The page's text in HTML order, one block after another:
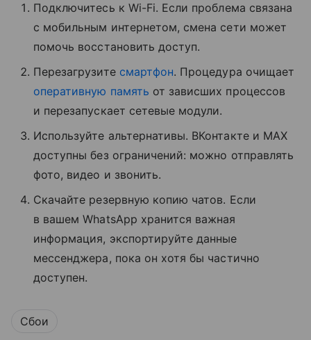
Подключитесь к Wi-Fi. Если проблема связана
с мобильным интернетом, смена сети может
помочь восстановить доступ.
Перезагрузите смартфон. Процедура очищает
оперативную память от зависших процессов
и перезапускает сетевые модули.
Используйте альтернативы. ВКонтакте и MAX
доступны без ограничений: можно отправлять
фото, видео и звонить.
Скачайте резервную копию чатов. Если
в вашем WhatsApp хранится важная
информация, экспортируйте данные
мессенджера, пока он хотя бы частично
доступен.
Сбои